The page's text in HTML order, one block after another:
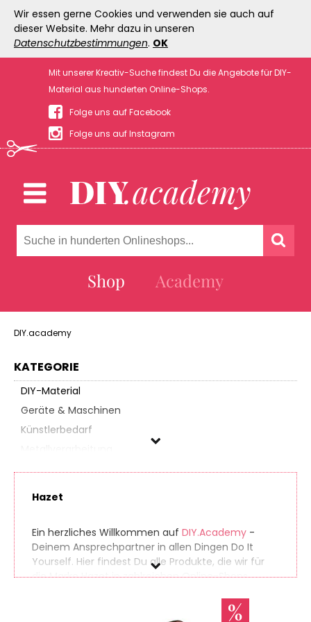
Wir essen gerne Cookies und verwenden sie auch auf
dieser Website. Mehr dazu in unseren
Datenschutzbestimmungen. OK
Mit unserer Kreativ-Suche findest Du die Angebote für DIY-
Material aus hunderten Online-Shops.
Folge uns auf Facebook
Folge uns auf Instagram
Shop Academy
DIY.academy
KATEGORIE
DIY-Material
Geräte & Maschinen
Künstlerbedarf
Werkzeuge
Preis
% Sale
Hazet
Ein herzliches Willkommen auf DIY.Academy -
Deinem Ansprechpartner in allen Dingen Do It
Yourself. Hier findest Du alle Produkte, die wir für
die Marke Hazet in zahlreichen Online-Shops
Produkte ganz einfach. Gleichzeitig vergleichen wir